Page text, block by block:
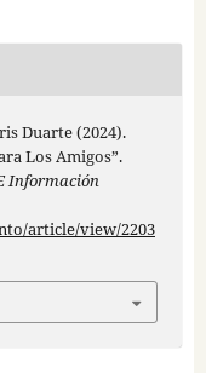
Duarte (2024).
Los Amigos”.
Información
article/view/2203